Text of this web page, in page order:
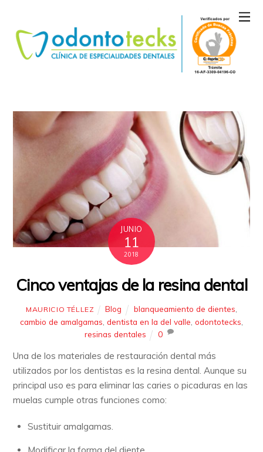
JUNIO
11
2018
Cinco ventajas de la resina dental
MAURICIO TÉLLEZ Blog blanqueamiento de dientes
cambio de amalgamas dentista en la del valle odontotecks
resinas dentales
0
Una de los materiales de restauración dental más
utilizados por los dentistas es la resina dental. Aunque su
principal uso es para eliminar las caries o picaduras en las
muelas cumple otras funciones como:
Sustituir amalgamas.